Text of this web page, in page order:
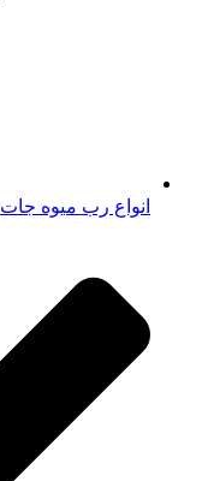
انواع رب میوه جات